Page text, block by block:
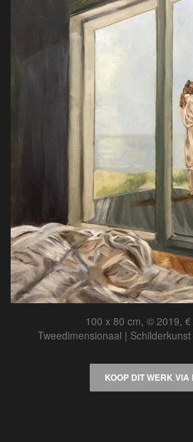
100 x 80 cm, © 2019,
Tweedimensionaal |
KOOP DIT WERK VIA